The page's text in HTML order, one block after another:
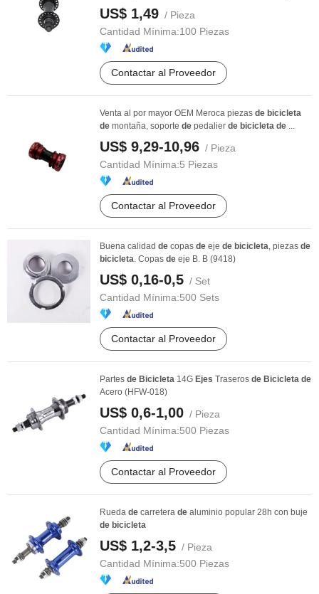
Bicicleta
US$ 1,49 / Pieza
Cantidad Mínima:100 Piezas
Contactar al Proveedor
Venta al por mayor OEM Meroca piezas de bicicleta
de montaña, soporte de pedalier de bicicleta de ...
US$ 9,29-10,96 / Pieza
Cantidad Mínima:5 Piezas
Contactar al Proveedor
Buena calidad de copas de eje de bicicleta, piezas de
bicicleta. Copas de eje B. B (9418)
US$ 0,16-0,5 / Set
Cantidad Mínima:500 Sets
Contactar al Proveedor
Partes de Bicicleta 14G Ejes Traseros de Bicicleta de
Acero (HFW-018)
US$ 0,6-1,00 / Pieza
Cantidad Mínima:500 Piezas
Contactar al Proveedor
Rueda de carretera de aluminio popular 28h con buje
de bicicleta
US$ 1,2-3,5 / Pieza
Cantidad Mínima:500 Piezas